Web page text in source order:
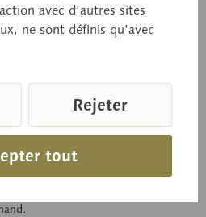
Toxique
avec d’autres sites
ne sont définis qu’avec
tout
Rejeter